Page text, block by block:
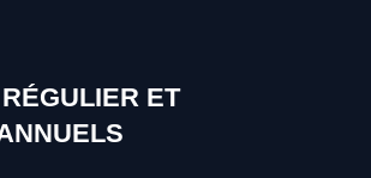
ET